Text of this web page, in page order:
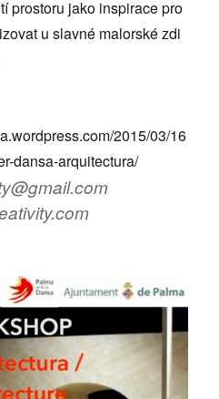
prostoru jako inspirace pro
u slavné malorské zdi
2015/03/16
dansa-arquitectura/